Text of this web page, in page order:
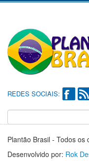
REDES SOCIAIS:
Plantão Brasil - Todos
Desenvolvido por: Rok